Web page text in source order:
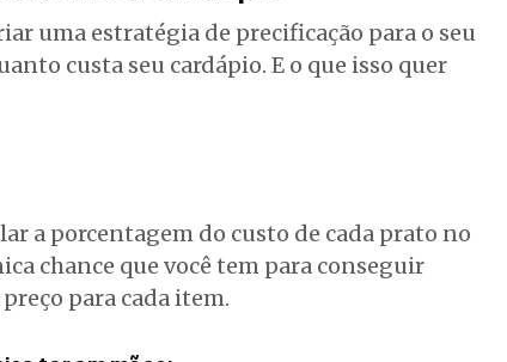
uma estratégia de precificação para o seu
custa seu cardápio. E o que isso quer
a porcentagem do custo de cada prato no
chance que você tem para conseguir
para cada item.